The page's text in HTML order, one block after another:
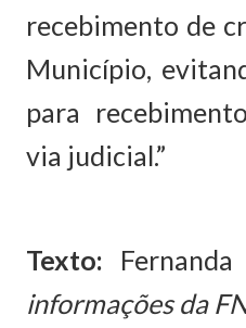
recebimento de
Município,
para
via judicial.”
Texto:
informações da